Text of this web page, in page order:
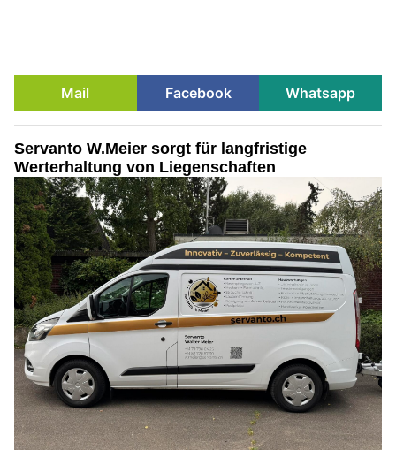
Mail Facebook Whatsapp
Servanto W.Meier sorgt für langfristige
Werterhaltung von Liegenschaften